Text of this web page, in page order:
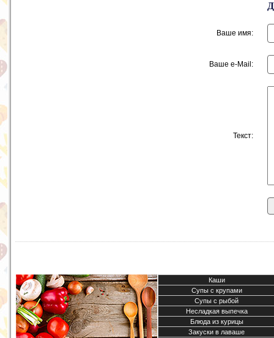
Ваше имя:
Ваше e-Mail:
Текст:
Каши
Супы с крупами
Супы с рыбой
Несладкая выпечка
Блюда из курицы
Закуски в лаваше